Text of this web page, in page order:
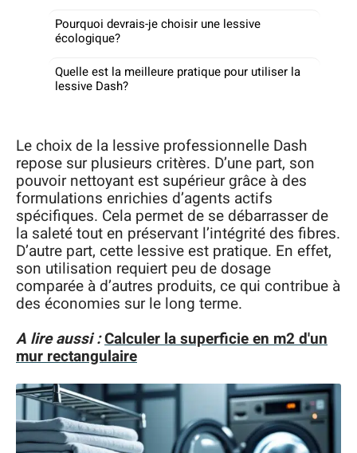
Pourquoi devrais-je choisir une lessive
écologique?
Quelle est la meilleure pratique pour utiliser la
lessive Dash?
Le choix de la lessive professionnelle Dash
repose sur plusieurs critères. D’une part, son
pouvoir nettoyant est supérieur grâce à des
formulations enrichies d’agents actifs
spécifiques. Cela permet de se débarrasser de
la saleté tout en préservant l’intégrité des fibres.
D’autre part, cette lessive est pratique. En effet,
son utilisation requiert peu de dosage
comparée à d’autres produits, ce qui contribue à
des économies sur le long terme.
A lire aussi :Calculer la superficie en m2 d'un
mur rectangulaire